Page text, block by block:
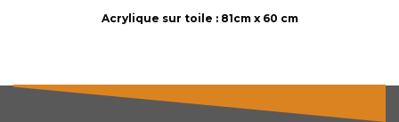
Acrylique sur toile : 81cm x 60 cm